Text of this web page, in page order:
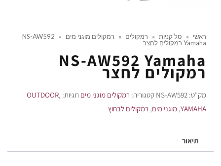
ראשי » סל קניות » רמקולים » רמקולים מוגני מים »
NS-AW592
Yamaha רמקולים לחצר
NS-AW592 Yamaha
רמקולים לחצר
מק"ט: NS-AW592 קטגוריה: רמקולים מוגני מים תגיות: OUTDOOR,
YAMAHA
, מוגני מים, רמקולים לבחוץ
תיאור